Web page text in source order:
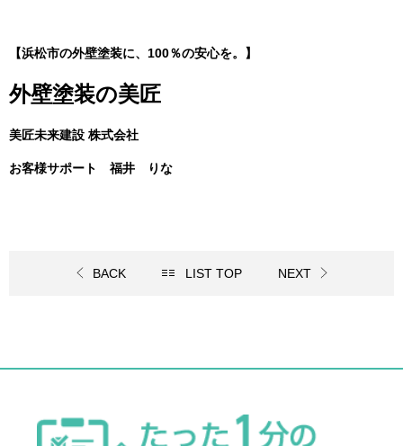
【浜松市の外壁塗装に、100％の安心を。】
外壁塗装の美匠
美匠未来建設 株式会社
お客様サポート 福井 りな
BACK LIST TOP NEXT